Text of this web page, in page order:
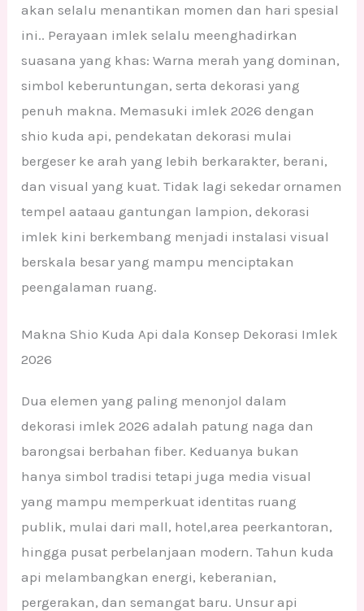
akan selalu menantikan momen dan hari spesial
ini.. Perayaan imlek selalu meenghadirkan
suasana yang khas: Warna merah yang dominan,
simbol keberuntungan, serta dekorasi yang
penuh makna. Memasuki imlek 2026 dengan
shio kuda api, pendekatan dekorasi mulai
bergeser ke arah yang lebih berkarakter, berani,
dan visual yang kuat. Tidak lagi sekedar ornamen
tempel aataau gantungan lampion, dekorasi
imlek kini berkembang menjadi instalasi visual
berskala besar yang mampu menciptakan
peengalaman ruang.
Makna Shio Kuda Api dala Konsep Dekorasi Imlek
2026
Dua elemen yang paling menonjol dalam
dekorasi imlek 2026 adalah patung naga dan
barongsai berbahan fiber. Keduanya bukan
hanya simbol tradisi tetapi juga media visual
yang mampu memperkuat identitas ruang
publik, mulai dari mall, hotel,area peerkantoran,
hingga pusat perbelanjaan modern. Tahun kuda
api melambangkan energi, keberanian,
pergerakan, dan semangat baru. Unsur api